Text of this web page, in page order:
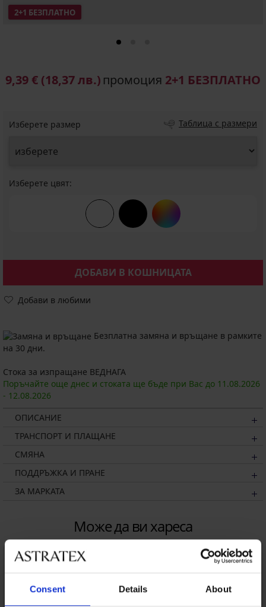
Consent Details About
2+1 БЕЗПЛАТНО
9,39 € (18,37 лв.) промоция 2+1 БЕЗПЛАТНО
Изберете размер Таблица с размери
Изберете цвят:
ДОБАВИ В КОШНИЦАТА
Добави в любими
Безплатна замяна и връщане в рамките
на 30 дни.
Стока за изпращане ВЕДНАГА
Поръчайте още днес и стоката ще бъде при Вас до 11.08.2026
- 12.08.2026
ОПИСАНИЕ
ТРАНСПОРТ И ПЛАЩАНЕ
СМЯНА
ПОДДРЪЖКА И ПРАНЕ
ЗА МАРКАТА
Може да ви хареса